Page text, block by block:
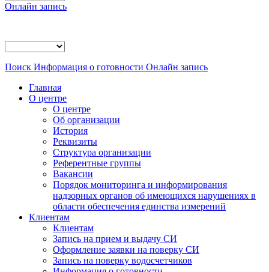
Онлайн запись
Поиск Информация о готовности Онлайн запись
Главная
О центре
О центре
Об организации
История
Реквизиты
Структура организации
Референтные группы
Вакансии
Порядок мониторинга и информирования
надзорных органов об имеющихся нарушениях в
области обеспечения единства измерений
Клиентам
Клиентам
Запись на прием и выдачу СИ
Оформление заявки на поверку СИ
Запись на поверку водосчетчиков